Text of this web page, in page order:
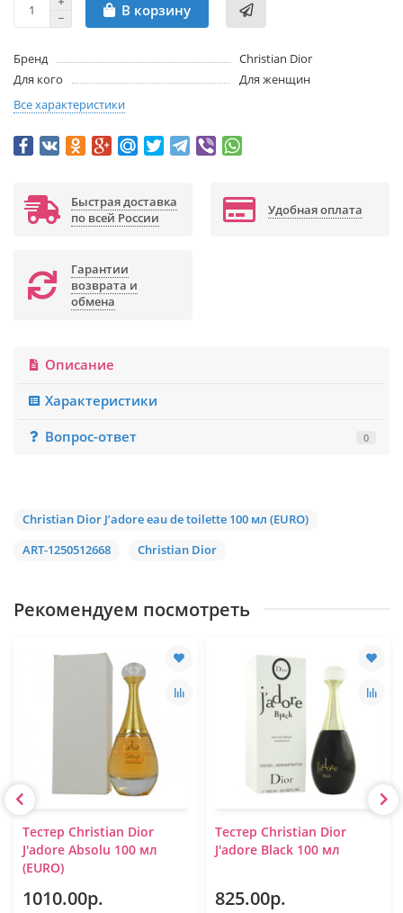
В корзину
Бренд
Christian Dior
Для кого
Для женщин
Все характеристики
Быстрая доставка
по всей России
Удобная оплата
Гарантии
возврата и
обмена
Описание
Характеристики
Вопрос-ответ
0
Christian Dior J’adore eau de toilette 100 мл (EURO)
ART-1250512668
Christian Dior
Рекомендуем посмотреть
Тестер Christian Dior
J'adore Absolu 100 мл
(EURO)
1010.00р.
Тестер Christian Dior
J'adore Black 100 мл
825.00р.